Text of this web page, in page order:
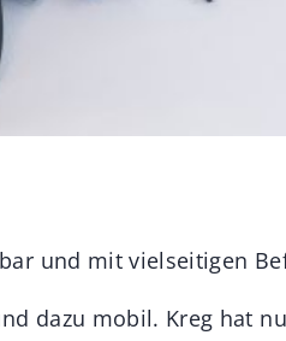
und mit vielseitigen
dazu mobil. Kreg hat